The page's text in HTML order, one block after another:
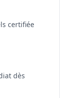
certifiée
dès